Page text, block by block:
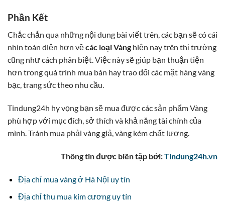
Phần Kết
Chắc chắn qua những nội dung bài viết trên, các bạn sẽ có cái
nhìn toàn diện hơn vềcác loại Vàng hiện nay trên thị trường
cũng như cách phân biệt. Việc này sẽ giúp bạn thuận tiện
hơn trong quá trình mua bán hay trao đổi các mặt hàng vàng
bạc, trang sức theo nhu cầu.
Tindung24h hy vọng bạn sẽ mua được các sản phẩm Vàng
phù hợp với mục đích, sở thích và khả năng tài chính của
mình. Tránh mua phải vàng giả, vàng kém chất lượng.
Thông tin được biên tập bởi:Tindung24h.vn
Địa chỉ mua vàng ở Hà Nội uy tín
Địa chỉ thu mua kim cương uy tín